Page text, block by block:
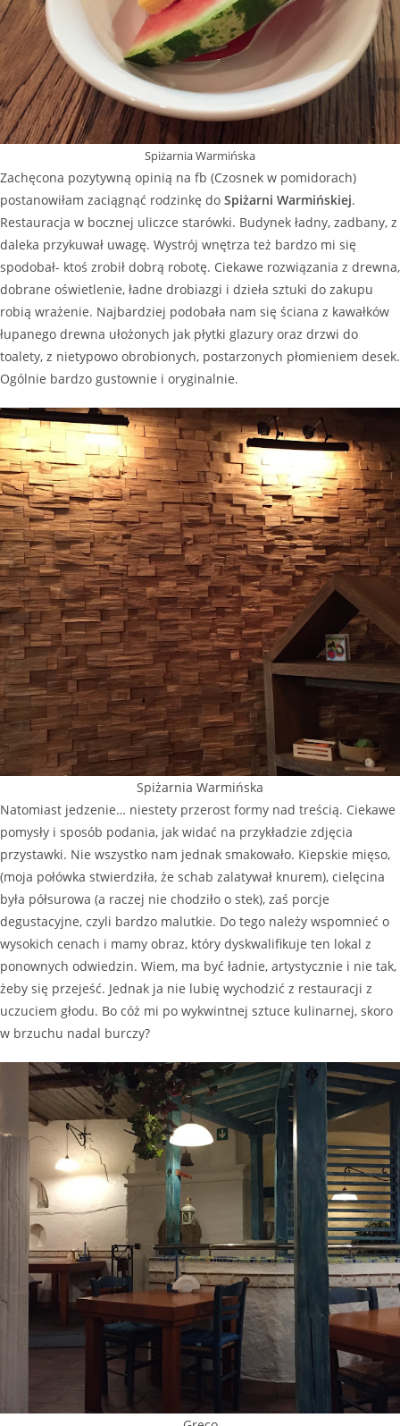
Spiżarnia Warmińska
Zachęcona pozytywną opinią na fb (Czosnek w pomidorach)
postanowiłam zaciągnąć rodzinkę do Spiżarni Warmińskiej.
Restauracja w bocznej uliczce starówki. Budynek ładny, zadbany, z
daleka przykuwał uwagę. Wystrój wnętrza też bardzo mi się
spodobał- ktoś zrobił dobrą robotę. Ciekawe rozwiązania z drewna,
dobrane oświetlenie, ładne drobiazgi i dzieła sztuki do zakupu
robią wrażenie. Najbardziej podobała nam się ściana z kawałków
łupanego drewna ułożonych jak płytki glazury oraz drzwi do
toalety, z nietypowo obrobionych, postarzonych płomieniem desek.
Ogólnie bardzo gustownie i oryginalnie.
Spiżarnia Warmińska
Natomiast jedzenie… niestety przerost formy nad treścią. Ciekawe
pomysły i sposób podania, jak widać na przykładzie zdjęcia
przystawki. Nie wszystko nam jednak smakowało. Kiepskie mięso,
(moja połówka stwierdziła, że schab zalatywał knurem), cielęcina
była półsurowa (a raczej nie chodziło o stek), zaś porcje
degustacyjne, czyli bardzo malutkie. Do tego należy wspomnieć o
wysokich cenach i mamy obraz, który dyskwalifikuje ten lokal z
ponownych odwiedzin. Wiem, ma być ładnie, artystycznie i nie tak,
żeby się przejeść. Jednak ja nie lubię wychodzić z restauracji z
uczuciem głodu. Bo cóż mi po wykwintnej sztuce kulinarnej, skoro
w brzuchu nadal burczy?